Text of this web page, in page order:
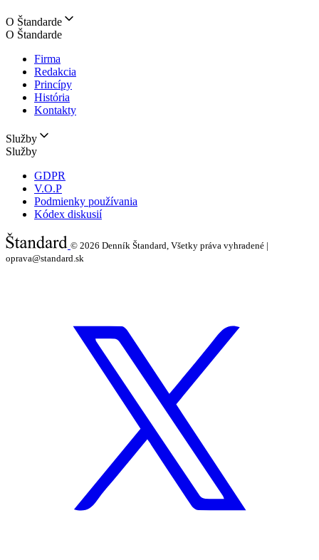
O Štandarde
O Štandarde
Firma
Redakcia
Princípy
História
Kontakty
Služby
Služby
GDPR
V.O.P
Podmienky používania
Kódex diskusií
© 2026 Denník Štandard, Všetky práva vyhradené |
oprava@standard.sk